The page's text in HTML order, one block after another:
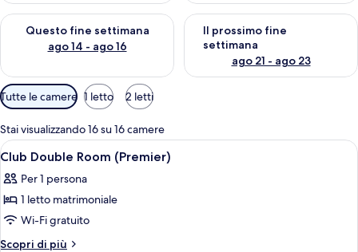
Questo fine settimana
ago 14 - ago 16
Verifica la disponibilità per questo fine settimana, ago 14 -
Il prossimo fine
settimana
ago 21 - ago 23
Verifica la disponibilità per il
Filtri
disponibili
per
le
camere
Tutte le camere 1 letto 2 letti
Stai visualizzando 16 su 16 camere
Apri
tutte
le
foto
per
Club
Camera d'albergo con un letto
5
Club Double Room (Premier)
Per 1 persona
1 letto matrimoniale
Wi-Fi gratuito
Scopri di più
Altri